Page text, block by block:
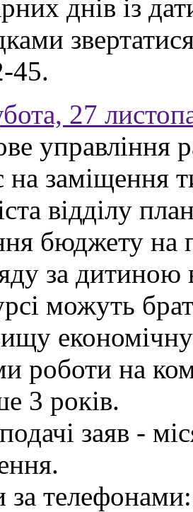
днів із
45.
27
управління
на заміщення
відділу
бюджету на
за дитиною
можуть
економічну
роботи на
3 років.
заяв -
за